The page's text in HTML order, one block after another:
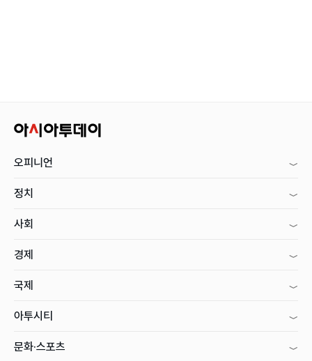
오피니언
정치
사회
경제
국제
아투시티
문화·스포츠